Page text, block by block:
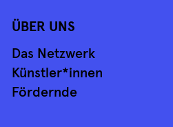
ÜBER UNS
Das Netzwerk
Künstler*innen
Fördernde